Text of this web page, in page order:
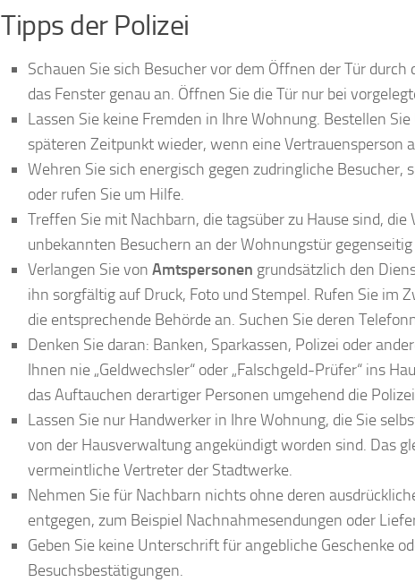
Tipps der Polizei
Schauen Sie sich Besucher vor dem Öffnen der Tür durch
das Fenster genau an. Öffnen Sie die Tür nur bei
Lassen Sie keine Fremden in Ihre Wohnung. Bestellen
späteren Zeitpunkt wieder, wenn eine Vertrauensperson
Wehren Sie sich energisch gegen zudringliche Besucher,
oder rufen Sie um Hilfe.
Treffen Sie mit Nachbarn, die tagsüber zu Hause sind, die
unbekannten Besuchern an der Wohnungstür
Verlangen Sie von Amtspersonen grundsätzlich den
ihn sorgfältig auf Druck, Foto und Stempel. Rufen Sie im
die entsprechende Behörde an. Suchen Sie deren
Denken Sie daran: Banken, Sparkassen, Polizei oder
Ihnen nie „Geldwechsler“ oder „Falschgeld-Prüfer“ ins
das Auftauchen derartiger Personen umgehend die
Lassen Sie nur Handwerker in Ihre Wohnung, die Sie
von der Hausverwaltung angekündigt worden sind. Das
vermeintliche Vertreter der Stadtwerke.
Nehmen Sie für Nachbarn nichts ohne deren
entgegen, zum Beispiel Nachnahmesendungen oder
Geben Sie keine Unterschrift für angebliche Geschenke
Besuchsbestätigungen.